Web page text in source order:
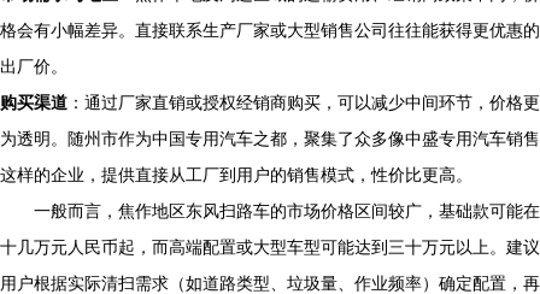
格会有小幅差异。直接联系生产厂家或大型销售公司往往能获得更优惠的
出厂价。
购买渠道 ：通过厂家直销或授权经销商购买，可以减少中间环节，价格更
为透明。随州市作为中国专用汽车之都，聚集了众多像中盛专用汽车销售
这样的企业，提供直接从工厂到用户的销售模式，性价比更高。
一般而言，焦作地区东风扫路车的市场价格区间较广，基础款可能在
十几万元人民币起，而高端配置或大型车型可能达到三十万元以上。建议
用户根据实际清扫需求（如道路类型、垃圾量、作业频率）确定配置，再